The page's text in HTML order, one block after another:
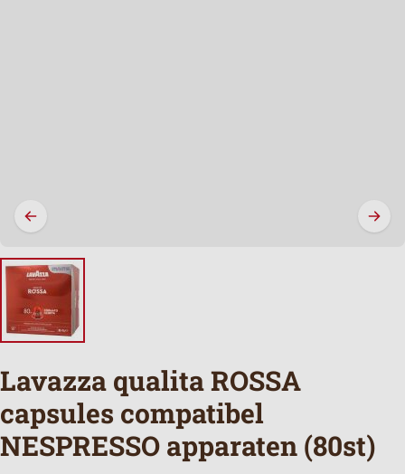
Lavazza qualita ROSSA
capsules compatibel
NESPRESSO apparaten (80st)